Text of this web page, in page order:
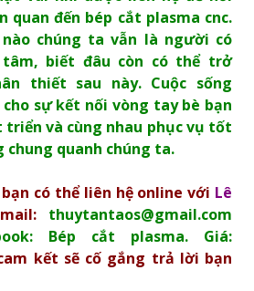
quan đến bép cắt plasma cnc.
chúng ta vẫn là người có
tâm, biết đâu còn có thể trở
thiết sau này. Cuộc sống
sự kết nối vòng tay bè bạn
triển và cùng nhau phục vụ tốt
chung quanh chúng ta.
có thể liên hệ online với Lê
thuytantaos@gmail.com
Bép cắt plasma. Giá:
kết sẽ cố gắng trả lời bạn